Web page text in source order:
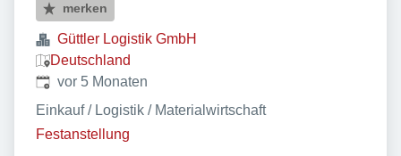
merken
Güttler Logistik GmbH
Deutschland
Veröffentlicht:
vor 5 Monaten
Einkauf / Logistik / Materialwirtschaft
Festanstellung